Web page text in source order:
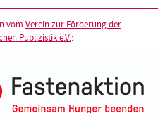
vom Verein zur Förderung der
Publizistik e.V.: